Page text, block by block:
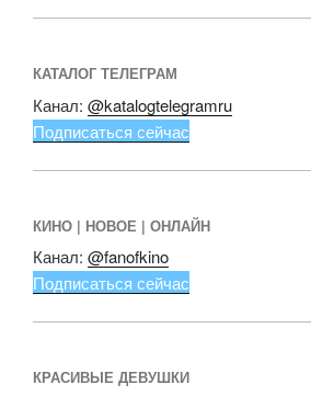
КАТАЛОГ ТЕЛЕГРАМ
Канал: @katalogtelegramru
Подписаться сейчас
КИНО | НОВОЕ | ОНЛАЙН
Канал: @fanofkino
Подписаться сейчас
КРАСИВЫЕ ДЕВУШКИ